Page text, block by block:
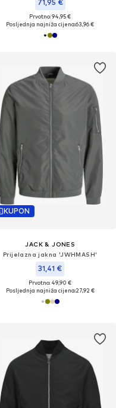
71,95 €
Prvotno: 94,95 €
Posljednja najniža cijena:63,96 €
KUPON
JACK & JONES
Prijelazna jakna 'JWHMASH'
31,41 €
Prvotno: 49,90 €
Posljednja najniža cijena:27,92 €